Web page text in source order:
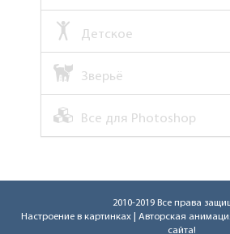
Детское
Зверьё
Все для Photoshop
2010-2019 Все права
Настроение в картинках | Авторская
сайта!